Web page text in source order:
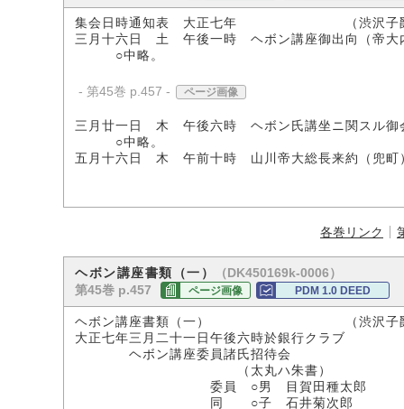
集会日時通知表 大正七年 （渋沢子爵
三月十六日 土 午後一時 ヘボン講座御出向（帝大
○中略。
- 第45巻 p.457 - ページ画像
三月廿一日 木 午後六時 ヘボン氏講坐ニ関スル御
○中略。
五月十六日 木 午前十時 山川帝大総長来約（兜町
各巻リンク
ヘボン講座書類（一）
（DK450169k-0006）
第45巻 p.457
ページ画像 PDM 1.0 DEED
ヘボン講座書類（一） （渋沢子爵
大正七年三月二十一日午後六時於銀行クラブ
ヘボン講座委員諸氏招待会
（太丸ハ朱書）
委員 ○男 目賀田種太郎
同 ○子 石井菊次郎